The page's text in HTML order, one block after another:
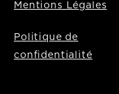
Mentions Légales
Politique de
confidentialité